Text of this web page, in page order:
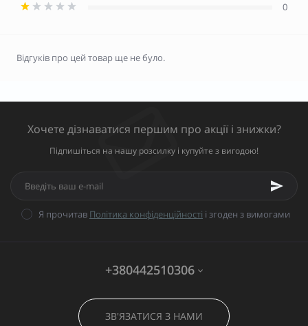
0
Відгуків про цей товар ще не було.
Хочете дізнаватися першим про акції і знижки?
Підпишіться на нашу розсилку і купуйте з вигодою!
Я прочитав Політика конфіденційності і згоден з вимогами
+380442510306
ЗВ'ЯЗАТИСЯ З НАМИ